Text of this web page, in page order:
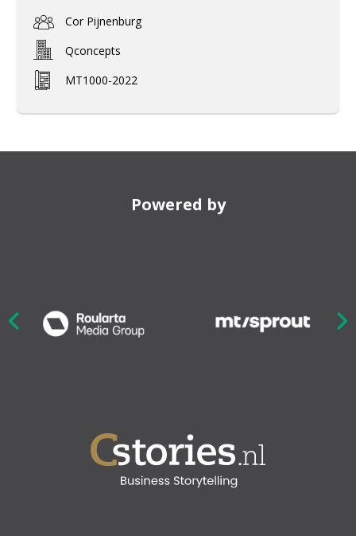
Cor Pijnenburg
Qconcepts
MT1000-2022
Powered by